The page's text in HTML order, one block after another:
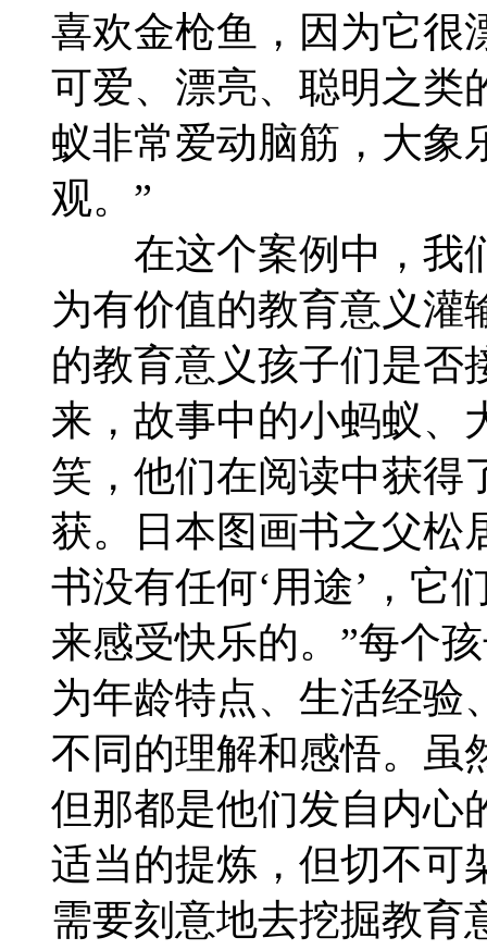
喜欢金枪鱼，因为它
可爱、漂亮、聪明之类
蚁非常爱动脑筋，大象
观。”
在这个案例中，我
为有价值的教育意义灌
的教育意义孩子们是否
来，故事中的小蚂蚁、
笑，他们在阅读中获得
获。日本图画书之父松
书没有任何‘用途’，它
来感受快乐的。”每个
为年龄特点、生活经验
不同的理解和感悟。虽
但那都是他们发自内心
适当的提炼，但切不可
需要刻意地去挖掘教育